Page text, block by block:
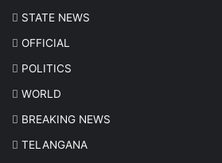
STATE NEWS
OFFICIAL
POLITICS
WORLD
BREAKING NEWS
TELANGANA